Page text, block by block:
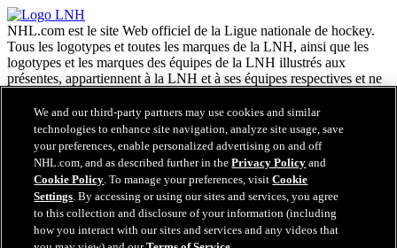
NHL.com est le site Web officiel de la Ligue nationale de hockey.
Tous les logotypes et toutes les marques de la LNH, ainsi que les
logotypes et les marques des équipes de la LNH illustrés aux
présentes, appartiennent à la LNH et à ses équipes respectives et ne
Enterprises, L.P. © LNH 2026. Tous droits réservés. Tous les
chandails d'équipe de la LNH personnalisés avec les noms des
joueurs de la LNH et leurs numéros sont officiellement sous license
de la LNH et de l'AJLNH. Le mot servant de marque Zamboni et la
configuration de la surfaceuse Zamboni sont des marques de
commerce déposées de Frank J. Zamboni & Co., Inc. © Frank J.
Zamboni & Co., Inc. 2026. Tous droits réservés. Toute autre marque
déposée ou tout droit d'auteur d'une tierce partie sont la propriété de
leurs auteurs respectifs. Tous droits réservés.
We and our third-party partners may use cookies and similar
technologies to enhance site navigation, analyze site usage, save
your preferences, enable personalized advertising on and off
NHL.com, and as described further in thePrivacy Policy and
Cookie Policy. To manage your preferences, visitCookie
Settings. By accessing or using our sites and services, you agree
to this collection and disclosure of your information (including
how you interact with our sites and services and any videos that